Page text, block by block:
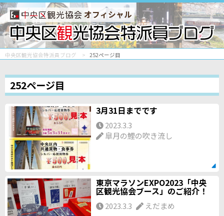
オフィシャル
中央区観光協会特派員ブログ 252ページ目
252ページ目
3月31日までです
2023.3.3
皐月の鯉の吹き流し
東京マラソンEXPO2023「中央
区観光協会ブース」のご紹介！
2023.3.3 えだまめ